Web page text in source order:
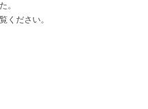
。
ください。